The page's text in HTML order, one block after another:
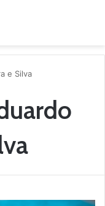
e Silva